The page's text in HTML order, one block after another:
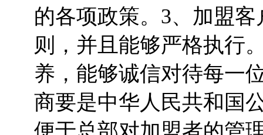
的各项政策。3、加盟
则，并且能够严格执行
养，能够诚信对待每一
商要是中华人民共和国